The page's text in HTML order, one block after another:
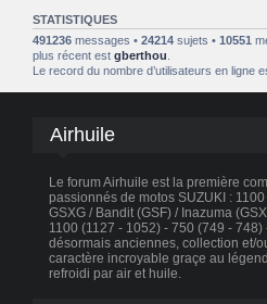
STATISTIQUES
491236 messages •24214 sujets •10551
plus récent estgberthou
Le record du nombre d’utilisateurs en ligne
Airhuile
Le forum Airhuile est la première
passionnés de motos SUZUKI :
GSXG / Bandit (GSF) / Inazuma
1100 (1127 - 1052) - 750 (749 -
désormais anciennes, collection et/
caractère incroyable graçe au
refroidi par air et huile.